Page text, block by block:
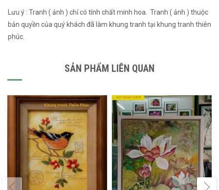
Lưu ý : Tranh ( ảnh ) chỉ có tính chất minh hoa. Tranh ( ảnh ) thuộc
bản quyền của quý khách đã làm khung tranh tại khung tranh thiên
phúc.
SẢN PHẨM LIÊN QUAN